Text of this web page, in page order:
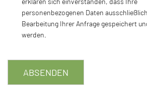
personenbezogenen Daten
Bearbeitung Ihrer Anfrage gespeichert
werden.
ABSENDEN